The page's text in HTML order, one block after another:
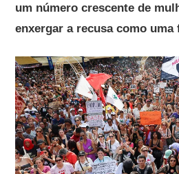
um número crescente de
enxergar a recusa como